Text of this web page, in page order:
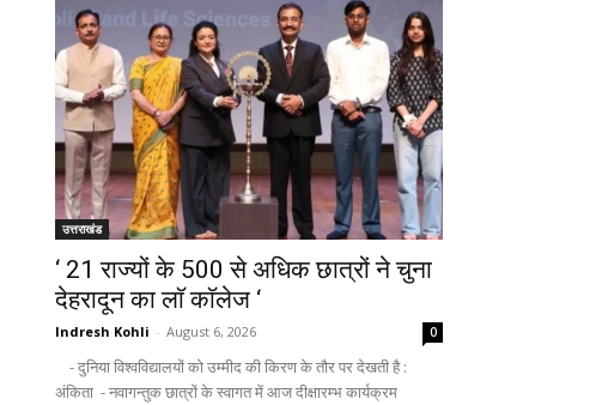
उत्तराखंड
‘ 21 राज्यों के 500 से अधिक छात्रों ने चुना
देहरादून का लाॅ काॅलेज ‘
Indresh Kohli - August 6, 2026 0
- दुनिया विश्वविद्यालयों को उम्मीद की किरण के तौर पर देखती है :
अंकिता - नवागन्तुक छात्रों के स्वागत में आज दीक्षारम्भ कार्यक्रम